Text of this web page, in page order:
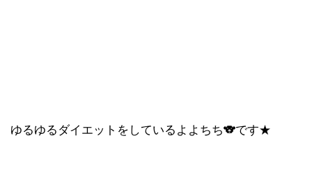
ゆるゆるダイエットをしているよよちち🐨です★